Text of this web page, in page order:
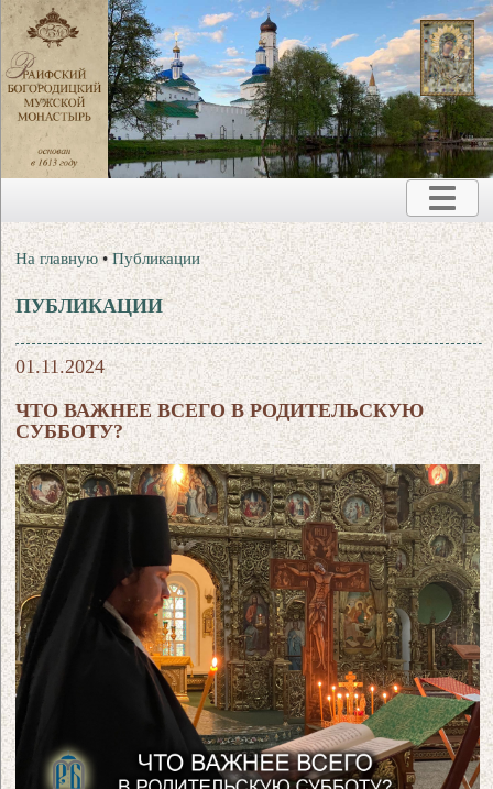
На главную •Публикации
ПУБЛИКАЦИИ
01.11.2024
ЧТО ВАЖНЕЕ ВСЕГО В РОДИТЕЛЬСКУЮ
СУББОТУ?